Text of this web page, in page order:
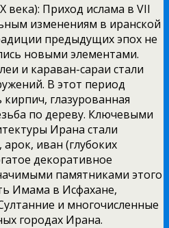
века): Приход ислама в VII
изменениям в иранской
предыдущих эпох не
новыми элементами.
и караван-сараи стали
В этот период
глазурованная
по дереву. Ключевыми
Ирана стали
иван (глубоких
декоративное
памятниками этого
Имама в Исфахане,
и многочисленные
городах Ирана.